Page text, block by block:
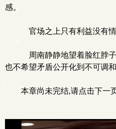
感。
官场之上只有利益没有情
周南静静地望着脸红脖
也不希望矛盾公开化到不可调
本章尚未完结,请点击下一